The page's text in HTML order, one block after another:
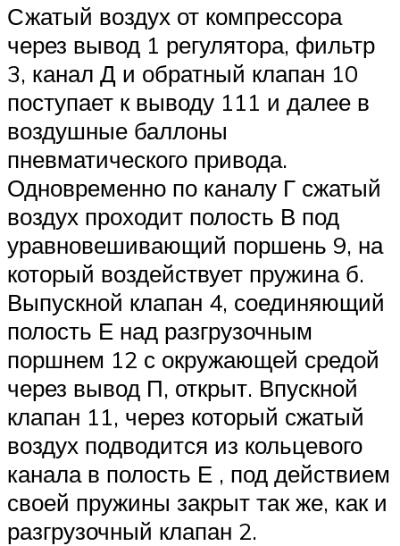
Сжатый воздух от компрессора
через вывод 1 регулятора, фильтр
3, канал Д и обратный клапан 10
поступает к выводу 111 и далее в
воздушные баллоны
пневматического привода.
Одновременно по каналу Г сжатый
воздух проходит полость В под
уравновешивающий поршень 9, на
который воздействует пружина б.
Выпускной клапан 4, соединяющий
полость Е над разгрузочным
поршнем 12 с окружающей средой
через вывод П, открыт. Впускной
клапан 11, через который сжатый
воздух подводится из кольцевого
канала в полость Е , под действием
своей пружины закрыт так же, как и
разгрузочный клапан 2.